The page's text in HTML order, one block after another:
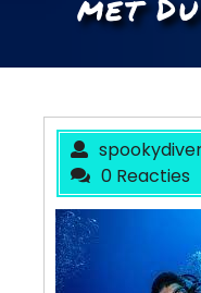
0 Reacties